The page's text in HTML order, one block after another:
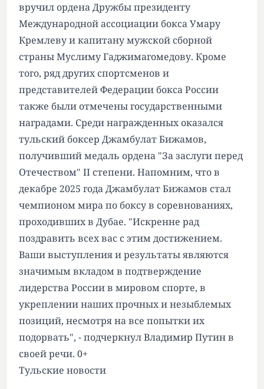
вручил ордена Дружбы президенту
Международной ассоциации бокса Умару
Кремлеву и капитану мужской сборной
страны Муслиму Гаджимагомедову. Кроме
того, ряд других спортсменов и
представителей Федерации бокса России
также были отмечены государственными
наградами. Среди награжденных оказался
тульский боксер Джамбулат Бижамов,
получивший медаль ордена "За заслуги перед
Отечеством" II степени. Напомним, что в
декабре 2025 года Джамбулат Бижамов стал
чемпионом мира по боксу в соревнованиях,
проходивших в Дубае. "Искренне рад
поздравить всех вас с этим достижением.
Ваши выступления и результаты являются
значимым вкладом в подтверждение
лидерства России в мировом спорте, в
укреплении наших прочных и незыблемых
позиций, несмотря на все попытки их
подорвать", - подчеркнул Владимир Путин в
своей речи. 0+
Тульские новости